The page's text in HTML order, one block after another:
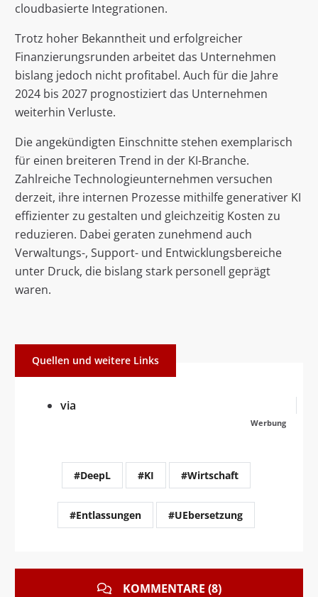
cloudbasierte Integrationen.
Trotz hoher Bekanntheit und erfolgreicher
Finanzierungsrunden arbeitet das Unternehmen
bislang jedoch nicht profitabel. Auch für die Jahre
2024 bis 2027 prognostiziert das Unternehmen
weiterhin Verluste.
Die angekündigten Einschnitte stehen exemplarisch
für einen breiteren Trend in der KI-Branche.
Zahlreiche Technologieunternehmen versuchen
derzeit, ihre internen Prozesse mithilfe generativer KI
effizienter zu gestalten und gleichzeitig Kosten zu
reduzieren. Dabei geraten zunehmend auch
Verwaltungs-, Support- und Entwicklungsbereiche
unter Druck, die bislang stark personell geprägt
waren.
Quellen und weitere Links
via
Werbung
#DeepL #KI #Wirtschaft
#Entlassungen #UEbersetzung
KOMMENTARE (8)